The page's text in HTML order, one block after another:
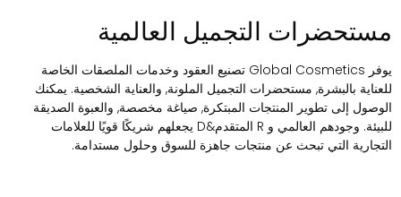
التجميل العالمية
يوفر Global Cosmetics تصنيع العقود وخدمات الملصقات الخاصة
بالبشرة, مستحضرات التجميل الملونة, والعناية الشخصية. يمكنك
إلى تطوير المنتجات المبتكرة, صياغة مخصصة, والعبوة الصديقة
للبيئة. وجودهم العالمي و R المتقدم&D يجعلهم شريكًا قويًا للعلامات
التي تبحث عن منتجات جاهزة للسوق وحلول مستدامة.